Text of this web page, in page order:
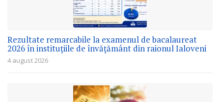
Rezultate remarcabile la examenul de bacalaureat
2026 în instituțiile de învățământ din raionul Ialoveni
4 august 2026